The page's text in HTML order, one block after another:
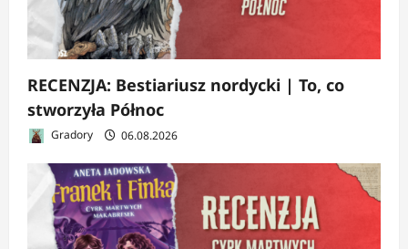
RECENZJA: Bestiariusz nordycki | To, co
stworzyła Północ
Gradory 06.08.2026